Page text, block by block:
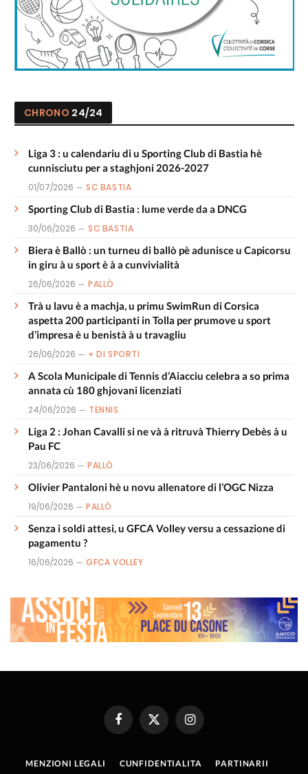
CHRONO 24/24
Liga 3 : u calendariu di u Sporting Club di Bastia hè
cunnisciutu per a staghjoni 2026-2027
01/07/2026 SC BASTIA
Sporting Club di Bastia : lume verde da a DNCG
30/06/2026 SC BASTIA
Biera è Ballò : un turneu di ballò pè adunisce u Capicorsu
in giru à u sport è à a cunvivialità
26/06/2026 PALLÒ
Trà u lavu è a machja, u primu SwimRun di Corsica
aspetta 200 participanti in Tolla per prumove u sport
d’impresa è u benistà à u travagliu
26/06/2026 + DI SPORTI
A Scola Municipale di Tennis d’Aiacciu celebra a so prima
annata cù 180 ghjovani licenziati
24/06/2026 TENNIS
Liga 2 : Johan Cavalli si ne và à ritruvà Thierry Debès à u
Pau FC
23/06/2026 PALLÒ
Olivier Pantaloni hè u novu allenatore di l’OGC Nizza
19/06/2026 PALLÒ
Senza i soldi attesi, u GFCA Volley versu a cessazione di
pagamentu ?
16/06/2026 GFCA VOLLEY
FacebookX
Instagram
MENZIONI LEGALI CUNFIDENTIALITA PARTINARII